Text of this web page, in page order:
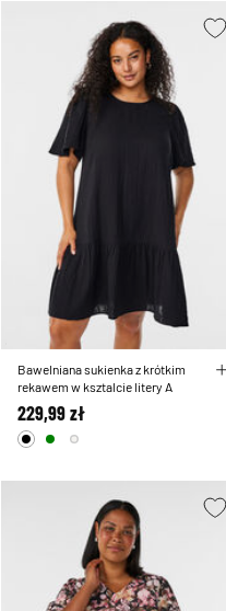
Bawelniana sukienka z krótkim
rekawem w ksztalcie litery A
229,99 zł